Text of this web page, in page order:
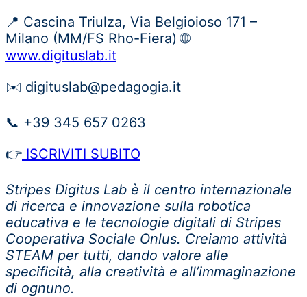
📍 Cascina Triulza, Via Belgioioso 171 –
Milano (MM/FS Rho-Fiera) 🌐
www.digituslab.it
✉️ digituslab@pedagogia.it
📞 +39 345 657 0263
👉 ISCRIVITI SUBITO
Stripes Digitus Lab è il centro internazionale
di ricerca e innovazione sulla robotica
educativa e le tecnologie digitali di Stripes
Cooperativa Sociale Onlus. Creiamo attività
STEAM per tutti, dando valore alle
specificità, alla creatività e all’immaginazione
di ognuno.